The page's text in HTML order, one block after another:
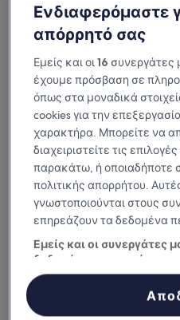
το μέρος που θα
Θέλουμε να
Διαθέσιμη σε
Γιατί να
Ενδιαφερόμαστε
απόρρητό σας
Εμείς και οι16 συνεργάτες
έχουμε πρόσβαση σε
όπως στα μοναδικά
cookies για την
χαρακτήρα. Μπορείτε να
διαχειριστείτε τις
παρακάτω, ή οποιαδήποτε
πολιτικής απορρήτου.
γνωστοποιούνται στους
επηρεάζουν τα δεδομένα
Εμείς και οι συνεργάτες
δεδομένα προκειμένου
Χρήση επακριβών δεδομένων
χαρακτηριστικών συσκευής για
Αποθήκευση ή/και πρόσβαση στα
Εξατομικευμένη διαφήμιση και